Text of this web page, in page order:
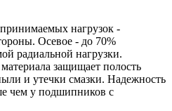
нагрузок -
Осевое - до 70%
радиальной нагрузки.
защищает полость
и утечки смазки. Надежность
чем у подшипников с